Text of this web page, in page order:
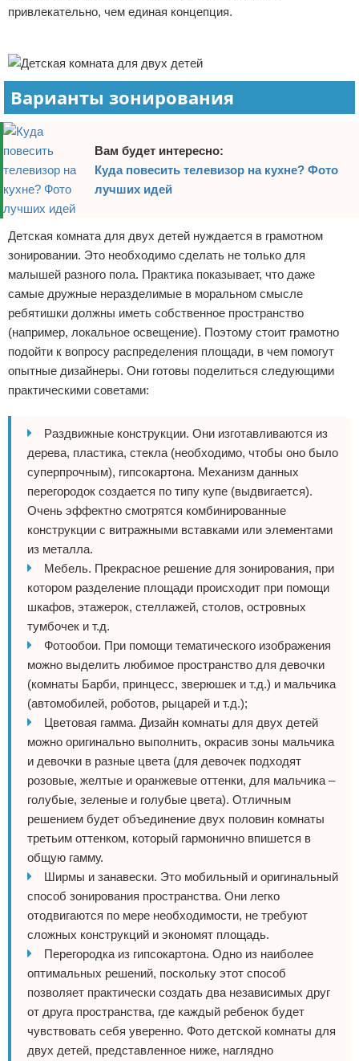
привлекательно, чем единая концепция.
Варианты зонирования
Вам будет интересно:
Куда повесить телевизор на кухне? Фото
лучших идей
Детская комната для двух детей нуждается в грамотном
зонировании. Это необходимо сделать не только для
малышей разного пола. Практика показывает, что даже
самые дружные неразделимые в моральном смысле
ребятишки должны иметь собственное пространство
(например, локальное освещение). Поэтому стоит грамотно
подойти к вопросу распределения площади, в чем помогут
опытные дизайнеры. Они готовы поделиться следующими
практическими советами:
Раздвижные конструкции. Они изготавливаются из
дерева, пластика, стекла (необходимо, чтобы оно было
суперпрочным), гипсокартона. Механизм данных
перегородок создается по типу купе (выдвигается).
Очень эффектно смотрятся комбинированные
конструкции с витражными вставками или элементами
из металла.
Мебель. Прекрасное решение для зонирования, при
котором разделение площади происходит при помощи
шкафов, этажерок, стеллажей, столов, островных
тумбочек и т.д.
Фотообои. При помощи тематического изображения
можно выделить любимое пространство для девочки
(комнаты Барби, принцесс, зверюшек и т.д.) и мальчика
(автомобилей, роботов, рыцарей и т.д.);
Цветовая гамма. Дизайн комнаты для двух детей
можно оригинально выполнить, окрасив зоны мальчика
и девочки в разные цвета (для девочек подходят
розовые, желтые и оранжевые оттенки, для мальчика –
голубые, зеленые и голубые цвета). Отличным
решением будет объединение двух половин комнаты
третьим оттенком, который гармонично впишется в
общую гамму.
Ширмы и занавески. Это мобильный и оригинальный
способ зонирования пространства. Они легко
отодвигаются по мере необходимости, не требуют
сложных конструкций и экономят площадь.
Перегородка из гипсокартона. Одно из наиболее
оптимальных решений, поскольку этот способ
позволяет практически создать два независимых друг
от друга пространства, где каждый ребенок будет
чувствовать себя уверенно. Фото детской комнаты для
двух детей, представленное ниже, наглядно